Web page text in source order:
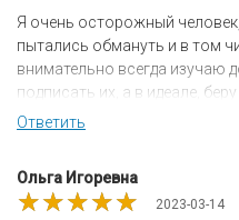
Я очень осторожный
пытались обмануть и в том
внимательно всегда изучаю
подписать их, а в идеале,
время, но проблема в том,
результат и гарантии.
советую
Ответить
Ольга Игоревна
2023-03-14
★★★★★
★★★★★
★★★★★